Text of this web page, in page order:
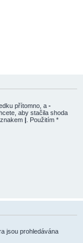
přítomno, a -
aby stačila shoda
| . Použitím *
jsou prohledávána